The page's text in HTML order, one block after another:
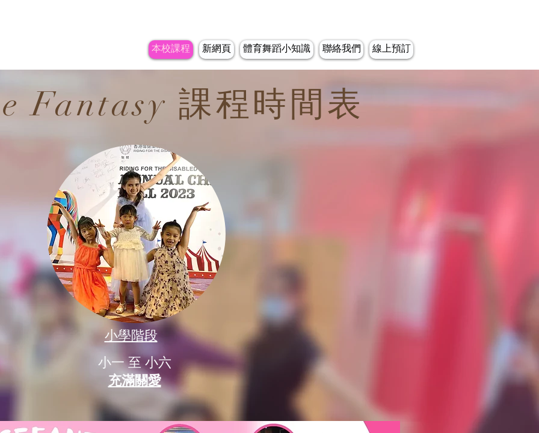
本校課程 新網頁 體育舞蹈小知識 聯絡我們 線上預訂
Fantasy 課程時間表
小學階段
小一 至 小六
充滿關愛